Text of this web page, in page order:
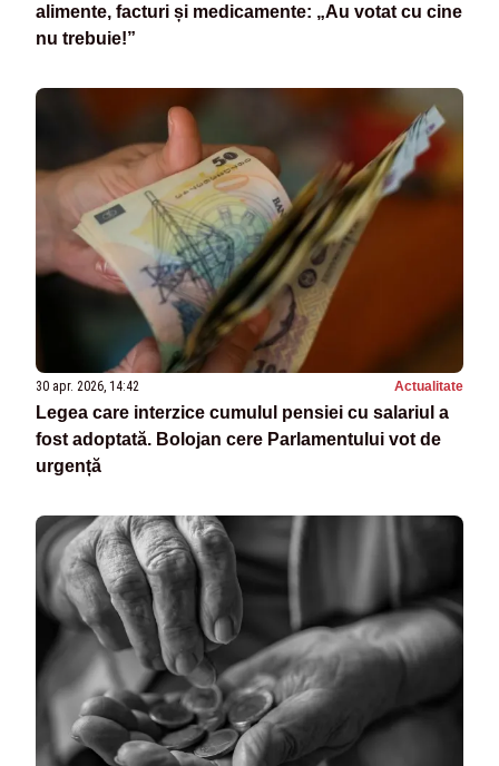
alimente, facturi și medicamente: „Au votat cu cine
nu trebuie!”
30 apr. 2026, 14:42 Actualitate
Legea care interzice cumulul pensiei cu salariul a
fost adoptată. Bolojan cere Parlamentului vot de
urgență